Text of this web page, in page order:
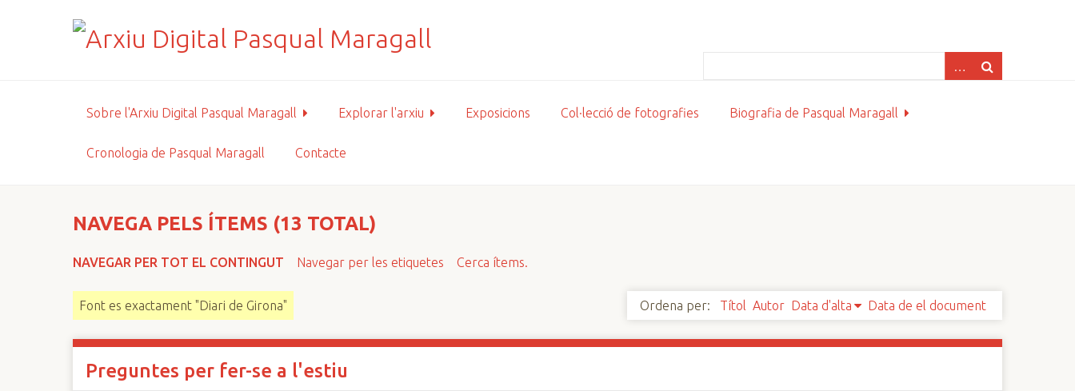
Sobre l'Arxiu Digital Pasqual Maragall Explorar l'arxiu Exposicions Col·lecció de fotografies Biografia de Pasqual Maragall
Cronologia de Pasqual Maragall Contacte
NAVEGA PELS ÍTEMS (13 TOTAL)
NAVEGAR PER TOT EL CONTINGUT Navegar per les etiquetes Cerca ítems.
Font es exactament "Diari de Girona" Ordena per: Títol Autor Data d'alta Data de el document
Preguntes per fer-se a l'estiu